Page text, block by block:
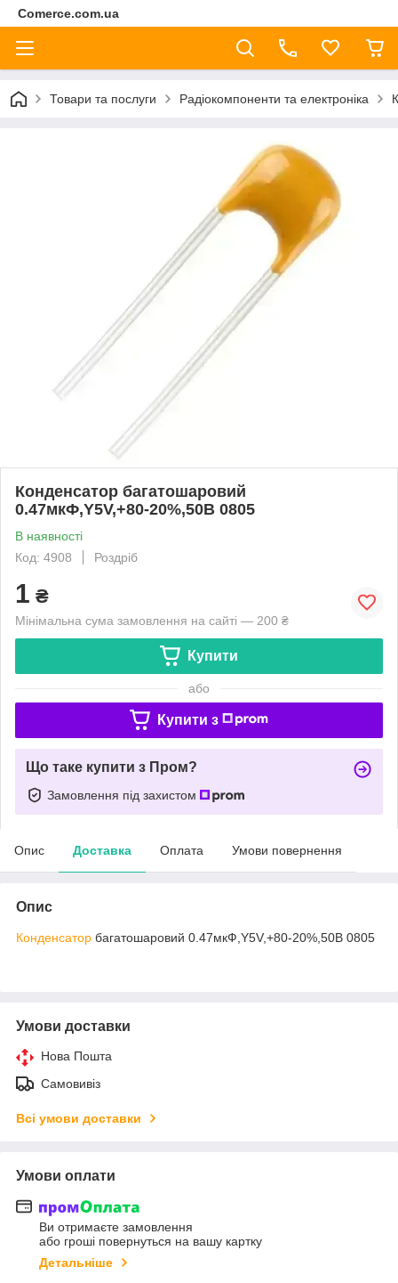
Comerce.com.ua
Товари та послуги Радіокомпоненти та електроніка
Конденсатор багатошаровий
0.47мкФ,Y5V,+80-20%,50В 0805
В наявності
Код: 4908
Роздріб
1 ₴
Мінімальна сума замовлення на сайті — 200 ₴
Купити
або
Купити з
Що таке купити з Пром?
Замовлення під захистом
Опис Доставка Оплата Умови повернення
Опис
Конденсатор багатошаровий 0.47мкФ,Y5V,+80-20%,50В 0805
Умови доставки
Нова Пошта
Самовивіз
Всі умови доставки
Умови оплати
Ви отримаєте замовлення
або гроші повернуться на вашу картку
Детальніше